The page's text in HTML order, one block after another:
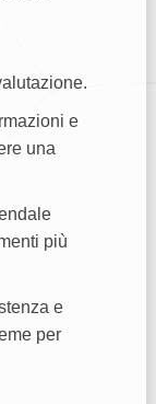
e
una
più
e
per